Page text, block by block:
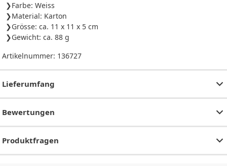
Farbe: Weiss
Material: Karton
Grösse: ca. 11 x 11 x 5 cm
Gewicht: ca. 88 g
Artikelnummer: 136727
Lieferumfang
Bewertungen
Produktfragen